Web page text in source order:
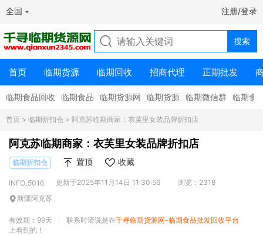
全国 注册/登录
首页 临期货源 临期回收 招商代理 正期批发
临期食品回收 临期食品 临期货源网 临期货源 临期微信群 临期食
首页 > 临期折扣仓 > 阿克苏临期商家：衣芙里女装品牌折扣店
阿克苏临期商家：衣芙里女装品牌折扣店
临期折扣仓 置顶 收藏
INFO_5016 更新于2025年11月14日 11:30:56
浏览：2318
新疆阿克苏
有效期：99天 联系时请说是在千寻临期货源网-临期食品批发回收平台
上看到的！